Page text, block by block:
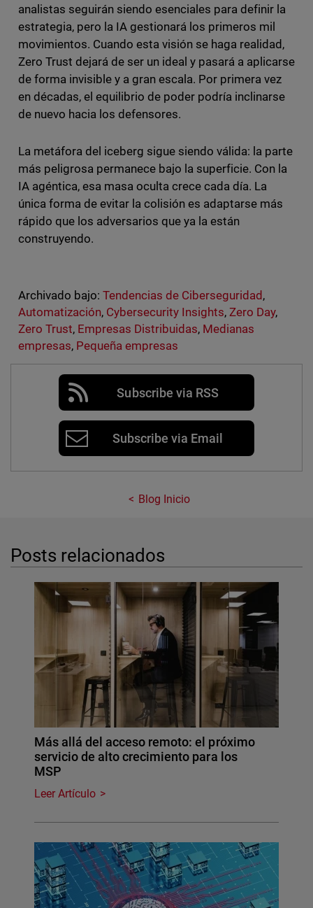
analistas seguirán siendo esenciales para definir la
estrategia, pero la IA gestionará los primeros mil
movimientos. Cuando esta visión se haga realidad,
Zero Trust dejará de ser un ideal y pasará a aplicarse
de forma invisible y a gran escala. Por primera vez
en décadas, el equilibrio de poder podría inclinarse
de nuevo hacia los defensores.
La metáfora del iceberg sigue siendo válida: la parte
más peligrosa permanece bajo la superficie. Con la
IA agéntica, esa masa oculta crece cada día. La
única forma de evitar la colisión es adaptarse más
rápido que los adversarios que ya la están
construyendo.
Archivado bajo: Tendencias de Ciberseguridad ,
Automatización, Cybersecurity Insights,Zero Day,
Zero Trust, Empresas Distribuidas, Medianas
empresas, Pequeña empresas
Subscribe via RSS
Subscribe via Email
Blog Inicio
Posts relacionados
Más allá del acceso remoto: el próximo
servicio de alto crecimiento para los
MSP
Leer Artículo